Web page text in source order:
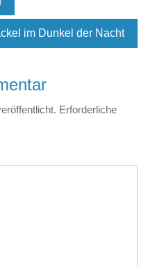
im Dunkel der Nacht
Erforderliche